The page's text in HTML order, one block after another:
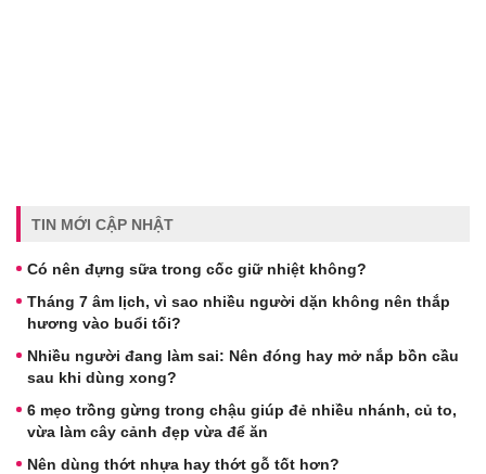
TIN MỚI CẬP NHẬT
Có nên đựng sữa trong cốc giữ nhiệt không?
Tháng 7 âm lịch, vì sao nhiều người dặn không nên thắp
hương vào buổi tối?
Nhiều người đang làm sai: Nên đóng hay mở nắp bồn cầu
sau khi dùng xong?
6 mẹo trồng gừng trong chậu giúp đẻ nhiều nhánh, củ to,
vừa làm cây cảnh đẹp vừa để ăn
Nên dùng thớt nhựa hay thớt gỗ tốt hơn?